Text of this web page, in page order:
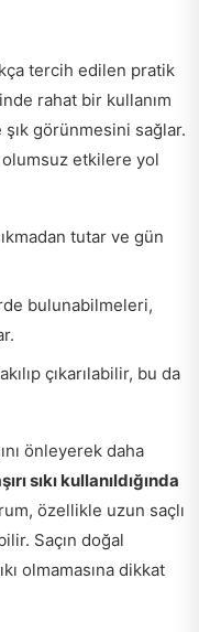
tercih edilen pratik
rahat bir kullanım
görünmesini sağlar.
olumsuz etkilere yol
tutar ve gün
bulunabilmeleri,
çıkarılabilir, bu da
önleyerek daha
sıkı kullanıldığında
özellikle uzun saçlı
Saçın doğal
olmamasına dikkat